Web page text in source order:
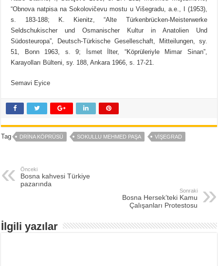
“Obnova natpisa na Sokolovičevu mostu u Višegradu, a.e., I (1953),
s. 183-188; K. Kienitz, “Alte Türkenbrücken-Meisterwerke
Seldschukischer und Osmanischer Kultur in Anatolien Und
Südosteuropa”, Deutsch-Türkische Geselleschaft, Mitteilungen, sy.
51, Bonn 1963, s. 9; İsmet İlter, “Köprüleriyle Mimar Sinan”,
Karayolları Bülteni, sy. 188, Ankara 1966, s. 17-21.
Semavi Eyice
Tag DRINA KÖPRÜSÜ SOKULLU MEHMED PAŞA VIŞEGRAD
Önceki
Bosna kahvesi Türkiye
pazarında
Sonraki
Bosna Hersek’teki Kamu
Çalışanları Protestosu
İlgili yazılar